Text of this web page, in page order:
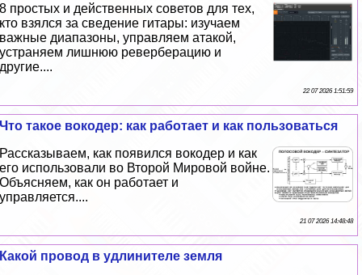
8 простых и действенных советов для тех,
кто взялся за сведение гитары: изучаем
важные диапазоны, управляем атакой,
устраняем лишнюю реверберацию и
другие....
22 07 2026 1:51:59
Что такое вокодер: как работает и как пользоваться
Рассказываем, как появился вокодер и как
его использовали во Второй Мировой войне.
Объясняем, как он работает и
управляется....
21 07 2026 14:48:48
Какой провод в удлинителе земля